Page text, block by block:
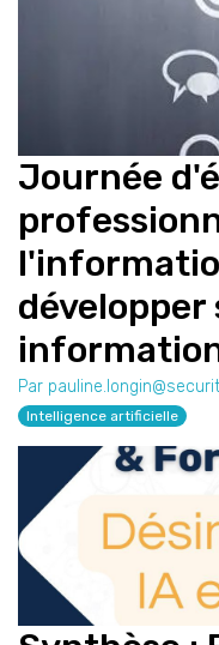
Journée
développer
Par
Intelligence artificielle